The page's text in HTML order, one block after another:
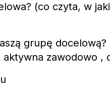
(co czyta, w
grupę
zawodowo ,